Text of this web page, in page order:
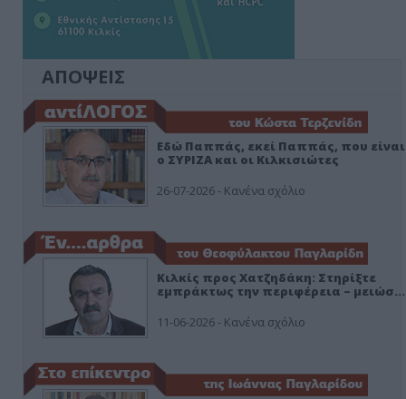
ΑΠΟΨΕΙΣ
Εδώ Παππάς, εκεί Παππάς, που είναι
ο ΣΥΡΙΖΑ και οι Κιλκισιώτες
26-07-2026 - Κανένα σχόλιο
Κιλκίς προς Χατζηδάκη: Στηρίξτε
εμπράκτως την περιφέρεια – μειώσ…
11-06-2026 - Κανένα σχόλιο